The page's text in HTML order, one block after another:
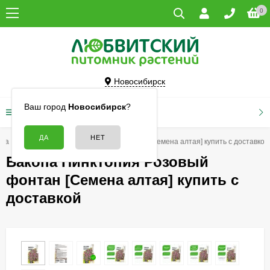
0
Новосибирск
Ваш город Новосибирск?
КАТАЛОГ ТОВАРОВ
Бакопа Пинктопия Розовый фонтан [Семена алтая] купить с доставкой
Бакопа Пинктопия Розовый
фонтан [Семена алтая] купить с
доставкой